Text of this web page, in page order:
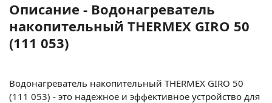
Описание - Водонагреватель
накопительный THERMEX GIRO 50
(111 053)
Водонагреватель накопительный THERMEX GIRO 50
(111 053) - это надежное и эффективное устройство для